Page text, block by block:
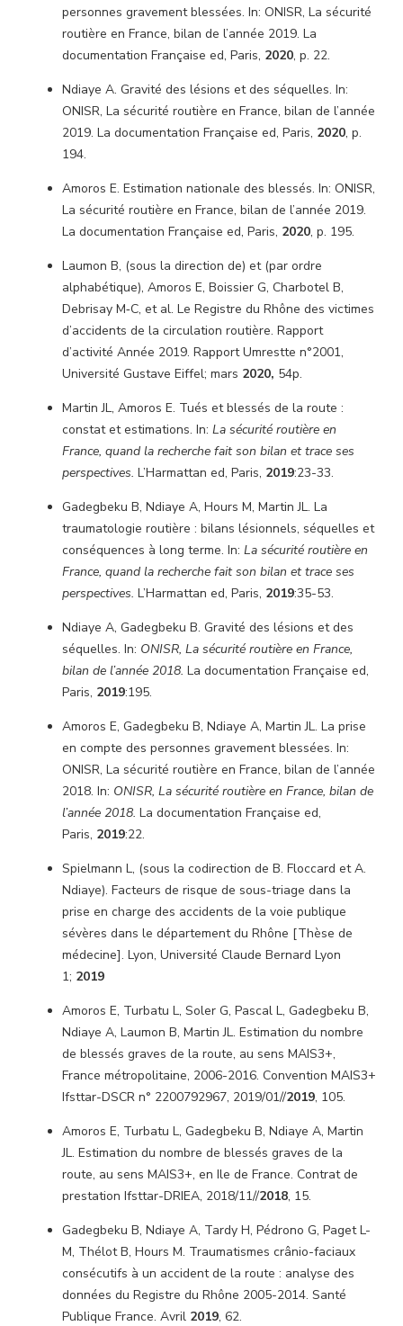
personnes gravement blessées. In: ONISR, La sécurité
routière en France, bilan de l’année 2019. La
documentation Française ed, Paris, 2020, p. 22.
Ndiaye A. Gravité des lésions et des séquelles. In:
ONISR, La sécurité routière en France, bilan de l’année
2019. La documentation Française ed, Paris, 2020, p.
194.
Amoros E. Estimation nationale des blessés. In: ONISR,
La sécurité routière en France, bilan de l’année 2019.
La documentation Française ed, Paris, 2020, p. 195.
Laumon B, (sous la direction de) et (par ordre
alphabétique), Amoros E, Boissier G, Charbotel B,
Debrisay M‑C, et al. Le Registre du Rhône des victimes
d’accidents de la circulation routière. Rapport
d’activité Année 2019. Rapport Umrestte n°2001,
Université Gustave Eiffel; mars 2020, 54p.
Martin JL, Amoros E. Tués et blessés de la route :
constat et estimations. In: La sécurité routière en
France, quand la recherche fait son bilan et trace ses
perspectives. L’Harmattan ed, Paris, 2019:23-33.
Gadegbeku B, Ndiaye A, Hours M, Martin JL. La
traumatologie routière : bilans lésionnels, séquelles et
conséquences à long terme. In: La sécurité routière en
France, quand la recherche fait son bilan et trace ses
perspectives. L’Harmattan ed, Paris, 2019:35-53.
Ndiaye A, Gadegbeku B. Gravité des lésions et des
séquelles. In: ONISR, La sécurité routière en France,
bilan de l’année 2018. La documentation Française ed,
Paris, 2019:195.
Amoros E, Gadegbeku B, Ndiaye A, Martin JL. La prise
en compte des personnes gravement blessées. In:
ONISR, La sécurité routière en France, bilan de l’année
2018. In: ONISR, La sécurité routière en France, bilan de
l’année 2018. La documentation Française ed,
Paris, 2019:22.
Spielmann L, (sous la codirection de B. Floccard et A.
Ndiaye). Facteurs de risque de sous-triage dans la
prise en charge des accidents de la voie publique
sévères dans le département du Rhône [Thèse de
médecine]. Lyon, Université Claude Bernard Lyon
1; 2019
Amoros E, Turbatu L, Soler G, Pascal L, Gadegbeku B,
Ndiaye A, Laumon B, Martin JL. Estimation du nombre
de blessés graves de la route, au sens MAIS3+,
France métropolitaine, 2006-2016. Convention MAIS3+
Ifsttar-DSCR n° 2200792967, 2019/01//2019, 105.
Amoros E, Turbatu L, Gadegbeku B, Ndiaye A, Martin
JL. Estimation du nombre de blessés graves de la
route, au sens MAIS3+, en Ile de France. Contrat de
prestation Ifsttar-DRIEA, 2018/11//2018, 15.
Gadegbeku B, Ndiaye A, Tardy H, Pédrono G, Paget L-
M, Thélot B, Hours M. Traumatismes crânio-faciaux
consécutifs à un accident de la route : analyse des
données du Registre du Rhône 2005-2014. Santé
Publique France. Avril 2019, 62.